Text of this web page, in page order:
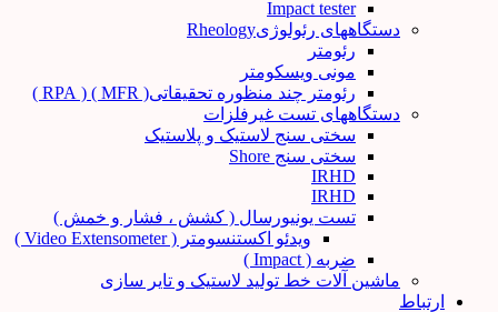
Impact tester
دستگاههای رئولوژیRheology
رئومتر
مونی ویسکومتر
رئومتر چند منظوره تحقیقاتی( MFR ) ( RPA )
دستگاههای تست غیرفلزات
سختی سنج لاستیک و پلاستیک
سختی سنج Shore
IRHD
IRHD
تست یونیورسال ( کشش ، فشار و خمش )
ویدئو اکستنسومتر ( Video Extensometer )
ضربه ( Impact )
ماشین آلات خط تولید لاستیک و تایر سازی
ارتباط